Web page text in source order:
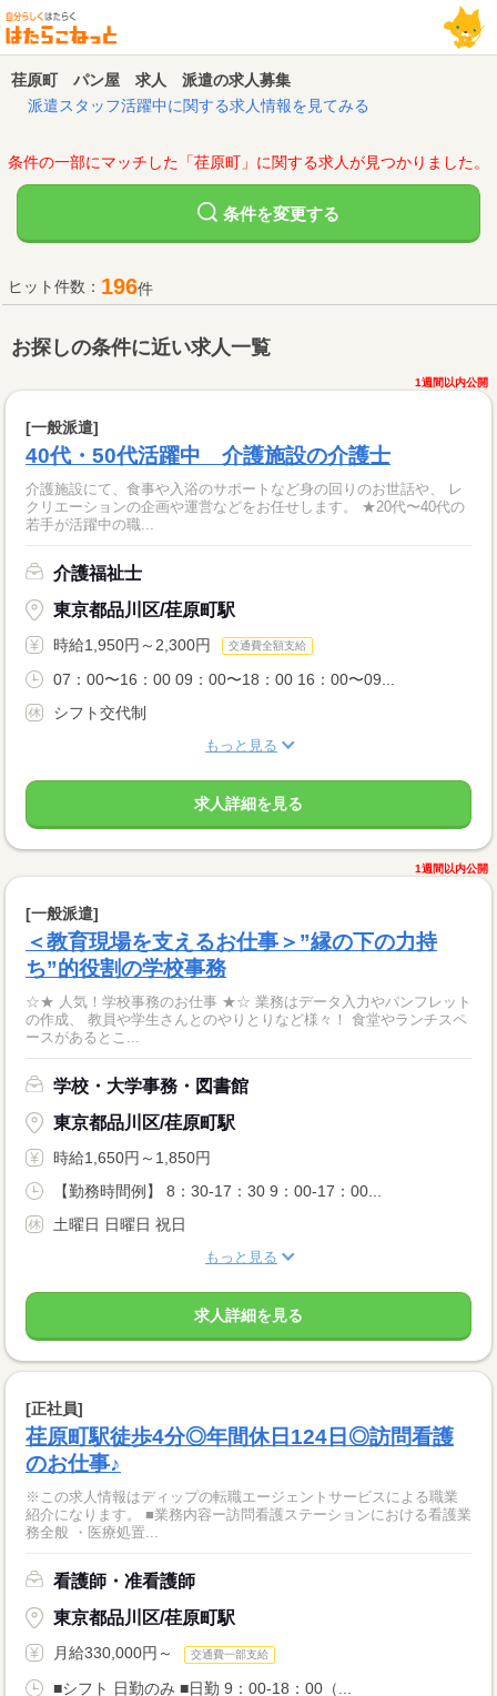
荏原町 パン屋 求人 派遣の求人募集
派遣スタッフ活躍中に関する求人情報を見てみる
条件の一部にマッチした「荏原町」に関する求人が見つかりました。
条件を変更する
ヒット件数： 196件
お探しの条件に近い求人一覧
1週間以内公開
[一般派遣]
40代・50代活躍中 介護施設の介護士
介護施設にて、食事や入浴のサポートなど身の回りのお世話や、 レ
クリエーションの企画や運営などをお任せします。 ★20代〜40代の
若手が活躍中の職...
介護福祉士
東京都品川区/荏原町駅
時給1,950円～2,300円 交通費全額支給
07：00〜16：00 09：00〜18：00 16：00〜09...
シフト交代制
もっと見る
求人詳細を見る
1週間以内公開
[一般派遣]
＜教育現場を支えるお仕事＞”縁の下の力持
ち”的役割の学校事務
☆★ 人気！学校事務のお仕事 ★☆ 業務はデータ入力やパンフレット
の作成、 教員や学生さんとのやりとりなど様々！ 食堂やランチスペ
ースがあるとこ...
学校・大学事務・図書館
東京都品川区/荏原町駅
時給1,650円～1,850円
【勤務時間例】 8：30-17：30 9：00-17：00...
土曜日 日曜日 祝日
もっと見る
求人詳細を見る
[正社員]
荏原町駅徒歩4分◎年間休日124日◎訪問看護
のお仕事♪
※この求人情報はディップの転職エージェントサービスによる職業
紹介になります。 ■業務内容ー訪問看護ステーションにおける看護業
務全般 ・医療処置...
看護師・准看護師
東京都品川区/荏原町駅
月給330,000円～ 交通費一部支給
■シフト 日勤のみ ■日勤 9：00-18：00（...